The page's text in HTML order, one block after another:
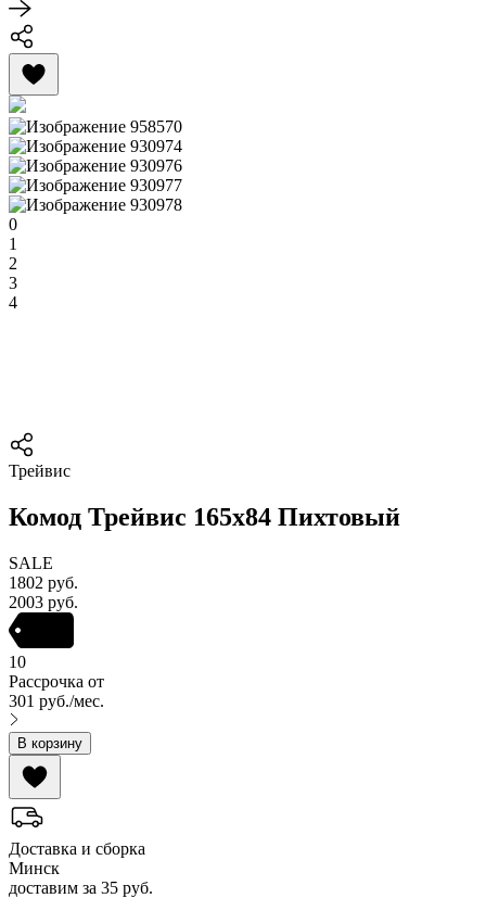
0
1
2
3
4
Трейвис
Комод Трейвис 165x84 Пихтовый
SALE
1802 руб.
2003 руб.
10
Рассрочка от
301 руб./мес.
В корзину
Доставка и сборка
Минск
доставим за 35 руб.